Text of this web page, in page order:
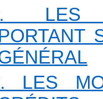
LES
LES